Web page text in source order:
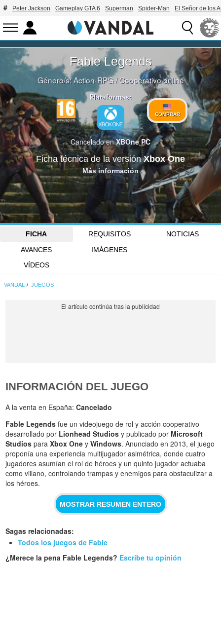
Peter Jackson Gameplay GTA 6 Superman Spider-Man El Señor de los
Fable Legends
Género/s:Action-RPG/Cooperativo online
Plataformas:
COMPRAR
Cancelado enXBOne PC
Ficha técnica de la versiónXbox One
Más información
FICHA REQUISITOS
NOTICIAS
AVANCES
IMÁGENES
VÍDEOS
VANDAL JUEGOS
INFORMACIÓN DEL JUEGO
A la venta en España:Cancelado
Fable Legends fue un videojuego de rol y acción cooperativo
desarrollado por Lionhead Studios y publicado por Microsoft
Studios paraXbox One yWindows. Anunciado en 2013, el juego
proponía una experiencia multijugador asimétrica, donde cuatro
jugadores asumían el rol de héroes y un quinto jugador actuaba
como villano, controlando trampas y enemigos para obstaculizar a
los héroes.
MOSTRAR RESUMEN ENTERO
Sagas relacionadas:
Todos los juegos de Fable
¿Merece la pena Fable Legends? Escribe tu opinión